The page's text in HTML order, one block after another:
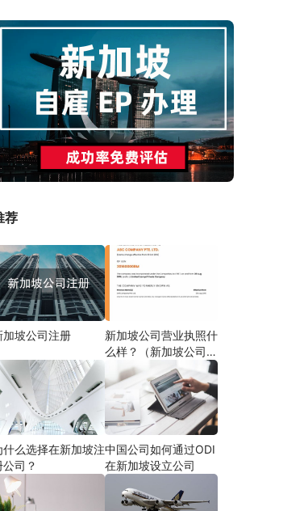
荐
加坡公司注册
新加坡公司营业执照什
么样？（新加坡公司注
册完成文件）
什么选择在新加坡注
公司？
中国公司如何通过ODI
在新加坡设立公司